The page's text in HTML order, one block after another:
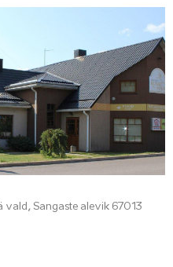
vald, Sangaste alevik 67013